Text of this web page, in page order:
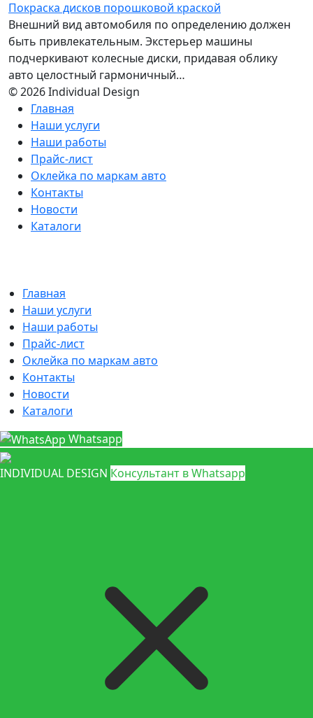
Покраска дисков порошковой краской
Внешний вид автомобиля по определению должен
быть привлекательным. Экстерьер машины
подчеркивают колесные диски, придавая облику
авто целостный гармоничный…
© 2026 Individual Design
Главная
Наши услуги
Наши работы
Прайс-лист
Оклейка по маркам авто
Контакты
Новости
Каталоги
Главная
Наши услуги
Наши работы
Прайс-лист
Оклейка по маркам авто
Контакты
Новости
Каталоги
Whatsapp
INDIVIDUAL DESIGN Консультант в Whatsapp